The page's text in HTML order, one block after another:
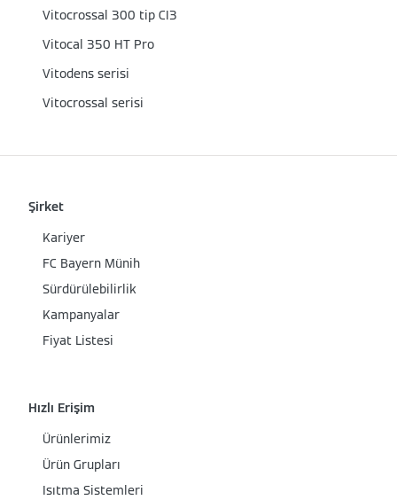
Vitocrossal 300 tip CI3
Vitocal 350 HT Pro
Vitodens serisi
Vitocrossal serisi
Şirket
Kariyer
FC Bayern Münih
Sürdürülebilirlik
Kampanyalar
Fiyat Listesi
Hızlı Erişim
Ürünlerimiz
Ürün Grupları
Isıtma Sistemleri